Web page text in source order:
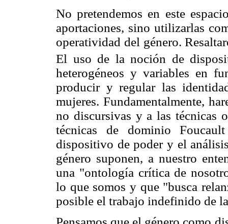
No pretendemos en este
aportaciones, sino utilizarlas
operatividad del género.
El uso de la noción de
heterogéneos y variables en
producir y regular las
mujeres. Fundamentalmente,
no discursivas y a las técnicas
técnicas de dominio
dispositivo de poder y el
género suponen, a nuestro
una "ontología crítica de
lo que somos y que "busca
posible el trabajo indefinido de